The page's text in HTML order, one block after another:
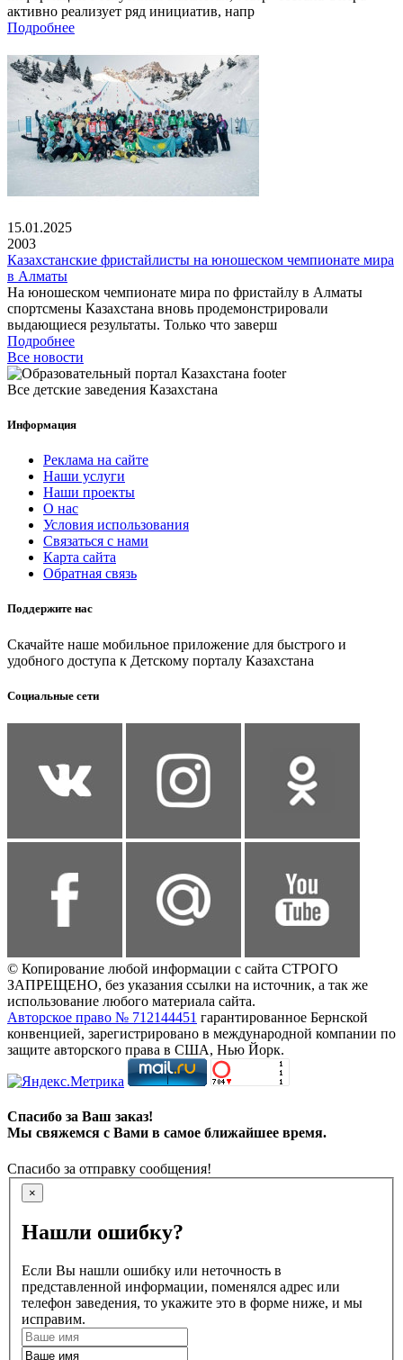
активно реализует ряд инициатив, напр
Подробнее
15.01.2025
2003
Казахстанские фристайлисты на юношеском чемпионате мира
в Алматы
На юношеском чемпионате мира по фристайлу в Алматы
спортсмены Казахстана вновь продемонстрировали
выдающиеся результаты. Только что заверш
Подробнее
Все новости
Все детские заведения Казахстана
Информация
Реклама на сайте
Наши услуги
Наши проекты
О нас
Условия использования
Связаться с нами
Карта сайта
Обратная связь
Поддержите нас
Скачайте наше мобильное приложение для быстрого и
удобного доступа к Детскому порталу Казахстана
Социальные сети
© Копирование любой информации с сайта СТРОГО
ЗАПРЕЩЕНО, без указания ссылки на источник, а так же
использование любого материала сайта.
Авторское право № 712144451 гарантированное Бернской
конвенцией, зарегистрировано в международной компании по
защите авторского права в США, Нью Йорк.
Спасибо за Ваш заказ!
Мы свяжемся с Вами в самое ближайшее время.
Спасибо за отправку сообщения!
×
Нашли ошибку?
Если Вы нашли ошибку или неточность в
представленной информации, поменялся адрес или
телефон заведения, то укажите это в форме ниже, и мы
исправим.